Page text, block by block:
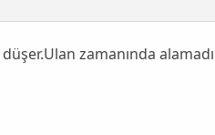
zamanında